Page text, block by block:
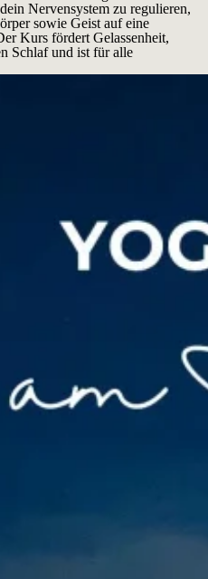
Nervensystem zu regulieren,
sowie Geist auf eine
Kurs fördert Gelassenheit,
Schlaf und ist für alle